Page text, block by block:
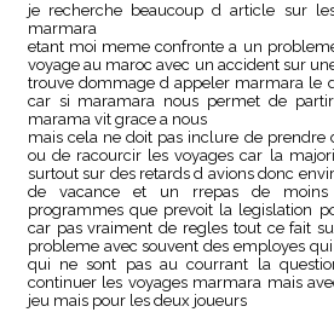
je recherche beaucoup d article sur
marmara
etant moi meme confronte a un
voyage au maroc avec un accident sur
trouve dommage d appeler marmara le
car si maramara nous permet de
marama vit grace a nous
mais cela ne doit pas inclure de prendre
ou de racourcir les voyages car la
surtout sur des retards d avions donc
de vacance et un rrepas de
programmes que prevoit la legislation
car pas vraiment de regles tout ce fait
probleme avec souvent des employes
qui ne sont pas au courrant la
continuer les voyages marmara mais
jeu mais pour les deux joueurs